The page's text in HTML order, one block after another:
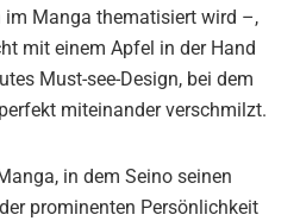
im Manga thematisiert wird –,
mit einem Apfel in der Hand
Must-see-Design, bei dem
miteinander verschmilzt.
in dem Seino seinen
prominenten Persönlichkeit